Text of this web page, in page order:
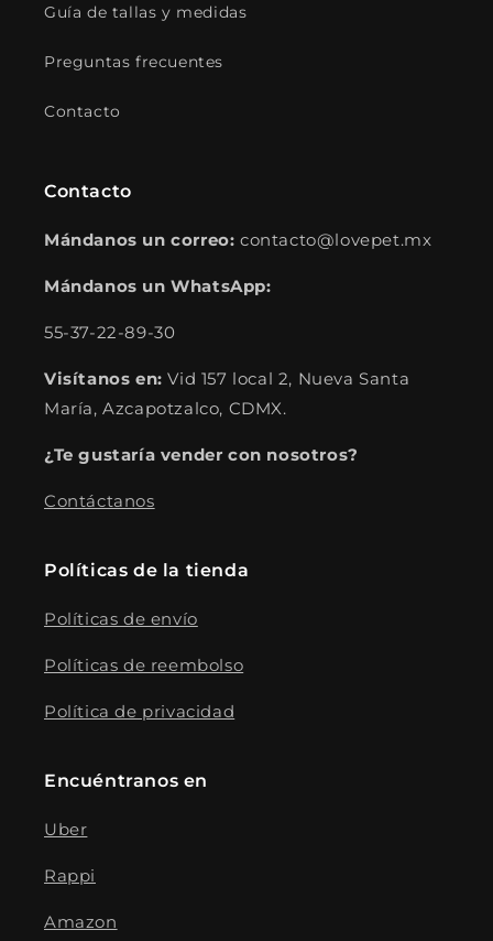
Guía de tallas y medidas
Preguntas frecuentes
Contacto
Contacto
Mándanos un correo: contacto@lovepet.mx
Mándanos un WhatsApp:
55-37-22-89-30
Visítanos en:Vid 157 local 2, Nueva Santa
María, Azcapotzalco, CDMX.
¿Te gustaría vender con nosotros?
Contáctanos
Políticas de la tienda
Políticas de envío
Políticas de reembolso
Política de privacidad
Encuéntranos en
Uber
Rappi
Amazon